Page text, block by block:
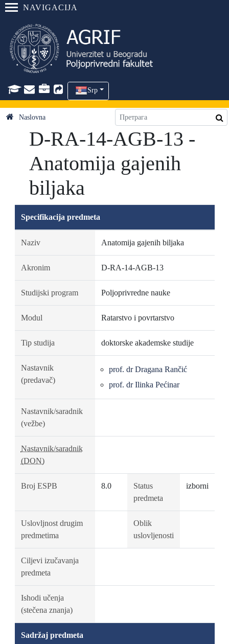
NAVIGACIJA
Srp
Naslovna
D-RA-14-AGB-13 -
Anatomija gajenih
biljaka
Specifikacija predmeta
Naziv Anatomija gajenih biljaka
Akronim D-RA-14-AGB-13
Studijski program Poljoprivredne nauke
Modul Ratarstvo i povrtarstvo
Tip studija doktorske akademske studije
Nastavnik
(predavač)
prof. dr Dragana Rančić
prof. dr Ilinka Pećinar
Nastavnik/saradnik
(vežbe)
Nastavnik/saradnik
(DON)
Broj ESPB 8.0
Status
predmeta
izborni
Uslovljnost drugim
predmetima
Oblik
uslovljenosti
Ciljevi izučavanja
predmeta
Ishodi učenja
(stečena znanja)
Sadržaj predmeta